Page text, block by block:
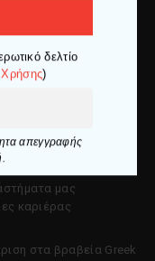
cookies
απορρήτου
μας
καριέρας
στα βραβεία Greek
δελτίο
)
απεγγραφής